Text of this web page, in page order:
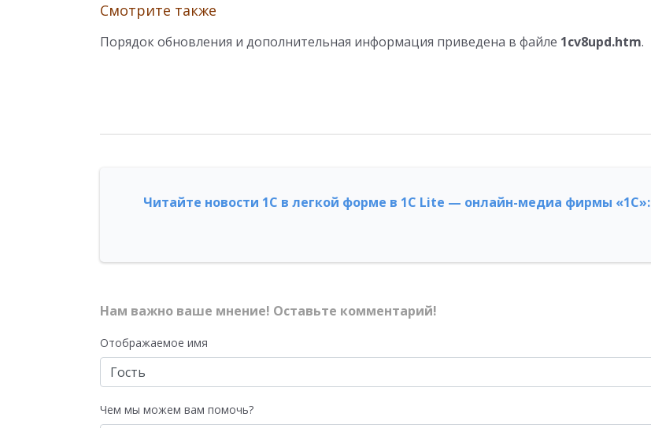
Смотрите также
Порядок обновления и дополнительная информация приведена в файле 1cv8upd.htm.
Читайте новости 1С в легкой форме в 1С Lite — онлайн-медиа фирмы «1С»:
Нам важно ваше мнение! Оставьте комментарий!
Отображаемое имя
Чем мы можем вам помочь?